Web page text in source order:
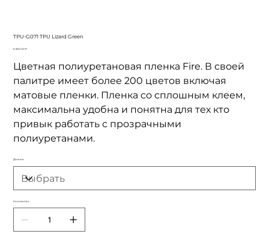
TPU-G071 TPU Lizard Green
Цена
6 500,00 ₽
Цветная полиуретановая пленка Fire. В своей
палитре имеет более 200 цветов включая
матовые пленки. Пленка со сплошным клеем,
максимальна удобна и понятна для тех кто
привык работать с прозрачными
полиуретанами.
Длинна
Количество